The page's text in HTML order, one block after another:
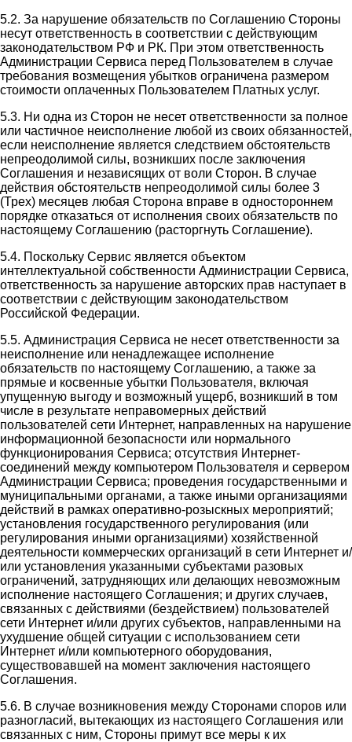
5.2. За нарушение обязательств по Соглашению Стороны
несут ответственность в соответствии с действующим
законодательством РФ и РК. При этом ответственность
Администрации Сервиса перед Пользователем в случае
требования возмещения убытков ограничена размером
стоимости оплаченных Пользователем Платных услуг.
5.3. Ни одна из Сторон не несет ответственности за полное
или частичное неисполнение любой из своих обязанностей,
если неисполнение является следствием обстоятельств
непреодолимой силы, возникших после заключения
Соглашения и независящих от воли Сторон. В случае
действия обстоятельств непреодолимой силы более 3
(Трех) месяцев любая Сторона вправе в одностороннем
порядке отказаться от исполнения своих обязательств по
настоящему Соглашению (расторгнуть Соглашение).
5.4. Поскольку Сервис является объектом
интеллектуальной собственности Администрации Сервиса,
ответственность за нарушение авторских прав наступает в
соответствии с действующим законодательством
Российской Федерации.
5.5. Администрация Сервиса не несет ответственности за
неисполнение или ненадлежащее исполнение
обязательств по настоящему Соглашению, а также за
прямые и косвенные убытки Пользователя, включая
упущенную выгоду и возможный ущерб, возникший в том
числе в результате неправомерных действий
пользователей сети Интернет, направленных на нарушение
информационной безопасности или нормального
функционирования Сервиса; отсутствия Интернет-
соединений между компьютером Пользователя и сервером
Администрации Сервиса; проведения государственными и
муниципальными органами, а также иными организациями
действий в рамках оперативно-розыскных мероприятий;
установления государственного регулирования (или
регулирования иными организациями) хозяйственной
деятельности коммерческих организаций в сети Интернет и/
или установления указанными субъектами разовых
ограничений, затрудняющих или делающих невозможным
исполнение настоящего Соглашения; и других случаев,
связанных с действиями (бездействием) пользователей
сети Интернет и/или других субъектов, направленными на
ухудшение общей ситуации с использованием сети
Интернет и/или компьютерного оборудования,
существовавшей на момент заключения настоящего
Соглашения.
5.6. В случае возникновения между Сторонами споров или
разногласий, вытекающих из настоящего Соглашения или
связанных с ним, Стороны примут все меры к их